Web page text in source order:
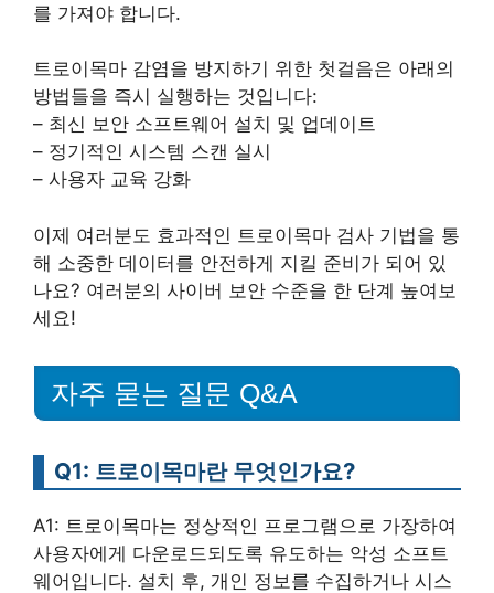
를 가져야 합니다.
트로이목마 감염을 방지하기 위한 첫걸음은 아래의
방법들을 즉시 실행하는 것입니다:
– 최신 보안 소프트웨어 설치 및 업데이트
– 정기적인 시스템 스캔 실시
– 사용자 교육 강화
이제 여러분도 효과적인 트로이목마 검사 기법을 통
해 소중한 데이터를 안전하게 지킬 준비가 되어 있
나요? 여러분의 사이버 보안 수준을 한 단계 높여보
세요!
자주 묻는 질문 Q&A
Q1: 트로이목마란 무엇인가요?
A1: 트로이목마는 정상적인 프로그램으로 가장하여
사용자에게 다운로드되도록 유도하는 악성 소프트
웨어입니다. 설치 후, 개인 정보를 수집하거나 시스